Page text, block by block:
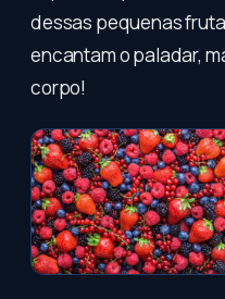
dessas pequenas
encantam o paladar,
corpo!